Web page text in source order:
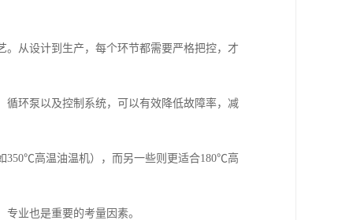
从设计到生产，每个环节都需要严格把控，才
环泵以及控制系统，可以有效降低故障率，减
350℃高温油温机），而另一些则更适合180℃高
业也是重要的考量因素。